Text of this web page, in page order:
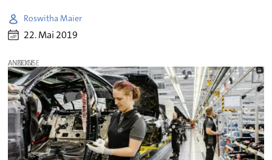
Roswitha Maier
22. Mai 2019
ANZEIGE